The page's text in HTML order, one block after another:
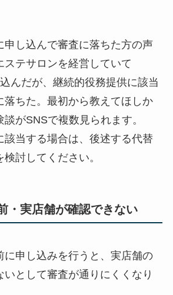
申し込んで審査に落ちた方の声
ステサロンを経営していて
んだが、継続的役務提供に該当
落ちた。最初から教えてほしか
がSNSで複数見られます。
該当する場合は、後述する代替
討してください。
実店舗が確認できない
に申し込みを行うと、実店舗の
として審査が通りにくくなり